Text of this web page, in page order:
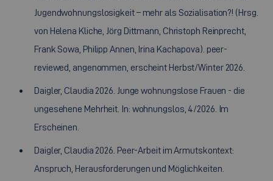
Jugendwohnungslosigkeit – mehr als Sozialisation?! (Hrsg.
von Helena Kliche, Jörg Dittmann, Christoph Reinprecht,
Frank Sowa, Philipp Annen, Irina Kachapova). peer-
reviewed, angenommen, erscheint Herbst/Winter 2026.
Daigler, Claudia 2026. Junge wohnungslose Frauen - die
ungesehene Mehrheit. In: wohnungslos, 4/2026. Im
Erscheinen.
Daigler, Claudia 2026. Peer-Arbeit im Armutskontext:
Anspruch, Herausforderungen und Möglichkeiten.